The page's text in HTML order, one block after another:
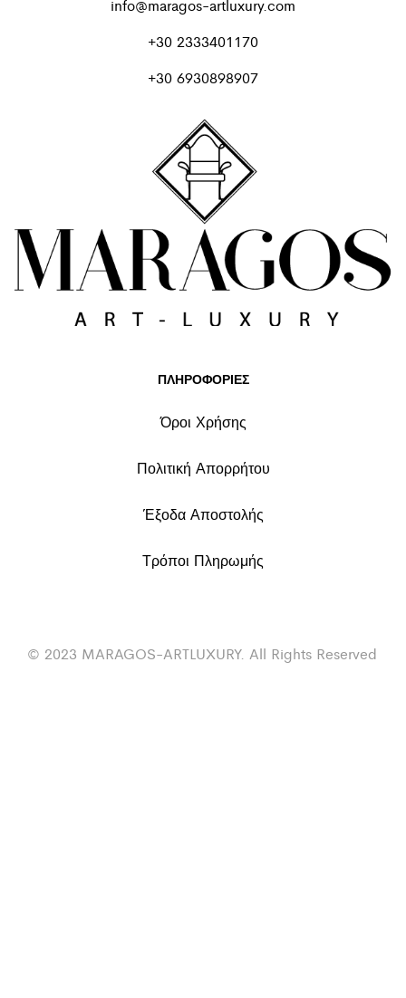
info@maragos-artluxury.com
+30 2333401170
+30 6930898907
ΠΛΗΡΟΦΟΡΙΕΣ
Όροι Χρήσης
Πολιτική Απορρήτου
Έξοδα Αποστολής
Τρόποι Πληρωμής
© 2023 MARAGOS-ARTLUXURY. All Rights Reserved